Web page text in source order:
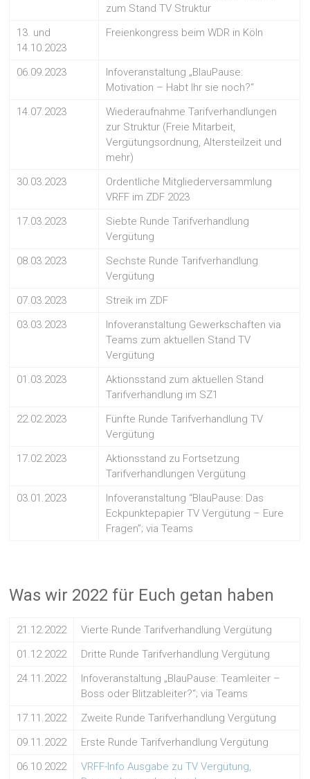
zum Stand TV Struktur
13. und
14.10.2023
Freienkongress beim WDR in Köln
06.09.2023
Infoveranstaltung „BlauPause:
Motivation – Habt Ihr sie noch?“
14.07.2023
Wiederaufnahme Tarifverhandlungen
zur Struktur (Freie Mitarbeit,
Vergütungsordnung, Altersteilzeit und
mehr)
30.03.2023
Ordentliche Mitgliederversammlung
VRFF im ZDF 2023
17.03.2023
Siebte Runde Tarifverhandlung
Vergütung
08.03.2023
Sechste Runde Tarifverhandlung
Vergütung
07.03.2023
Streik im ZDF
03.03.2023
Infoveranstaltung Gewerkschaften via
Teams zum aktuellen Stand TV
Vergütung
01.03.2023
Aktionsstand zum aktuellen Stand
Tarifverhandlung im SZ1
22.02.2023
Fünfte Runde Tarifverhandlung TV
Vergütung
17.02.2023
Aktionsstand zu Fortsetzung
Tarifverhandlungen Vergütung
03.01.2023
Infoveranstaltung “BlauPause: Das
Eckpunktepapier TV Vergütung – Eure
Fragen”; via Teams
Was wir 2022 für Euch getan haben
21.12.2022
Vierte Runde Tarifverhandlung Vergütung
01.12.2022
Dritte Runde Tarifverhandlung Vergütung
24.11.2022
Infoveranstaltung „BlauPause: Teamleiter –
Boss oder Blitzableiter?“; via Teams
17.11.2022
Zweite Runde Tarifverhandlung Vergütung
09.11.2022
Erste Runde Tarifverhandlung Vergütung
06.10.2022
VRFF-Info Ausgabe zu TV Vergütung,